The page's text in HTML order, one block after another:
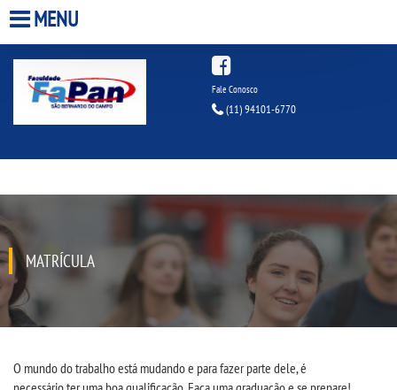
INFRAESTRUTURA
CPA
MENU
Fale Conosco
(11) 94101-6770
MATRÍCULA
O mundo do trabalho está mudando e para fazer parte dele, é